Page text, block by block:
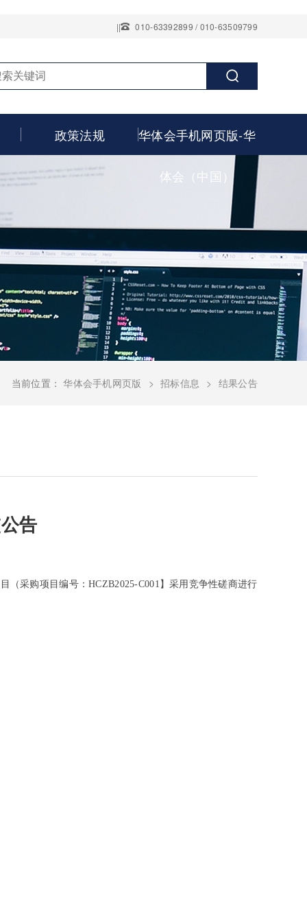
|| 010-63392899 / 010-63509799
政策法规 华体会手机网页版-华
体会（中国）
当前位置： 华体会手机网页版 招标信息 结果公告
告
（采购项目编号：HCZB2025-C001 】采用 竞争性磋商进行